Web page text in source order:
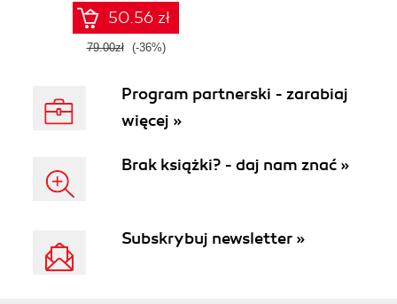
50.56 zł
79.00zł (-36%)
Program partnerski - zarabiaj
więcej »
Brak książki? - daj nam znać »
Subskrybuj newsletter »